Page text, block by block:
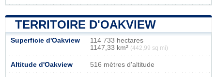
TERRITOIRE D'OAKVIEW
Superficie d'Oakview
114 733 hectares
1147,33 km² (442,99 sq mi)
Altitude d'Oakview 516 mètres d'altitude